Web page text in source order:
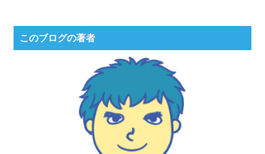
このブログの著者